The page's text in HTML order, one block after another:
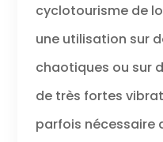
cyclotourisme de
une utilisation sur
chaotiques ou sur
de très fortes
parfois nécessaire